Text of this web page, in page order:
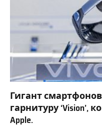
Гигант смартфонов
гарнитуру
Apple.